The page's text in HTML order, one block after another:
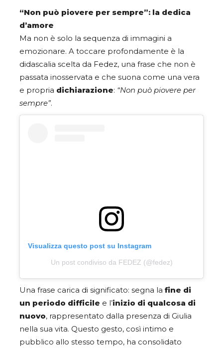
“Non può piovere per sempre”: la dedica
d’amore
Ma non è solo la sequenza di immagini a
emozionare. A toccare profondamente è la
didascalia scelta da Fedez, una frase che non è
passata inosservata e che suona come una vera
e propria dichiarazione: “Non può piovere per
sempre”.
Visualizza questo post su Instagram
Un post condiviso da FEDEZ (@fedez)
Una frase carica di significato: segna la fine di
un periodo difficile e l’inizio di qualcosa di
nuovo, rappresentato dalla presenza di Giulia
nella sua vita. Questo gesto, così intimo e
pubblico allo stesso tempo, ha consolidato